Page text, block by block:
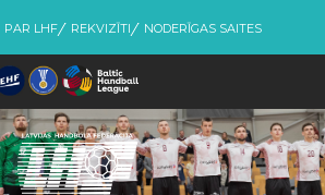
PAR LHF REKVIZĪTI NODERĪGAS SAITES